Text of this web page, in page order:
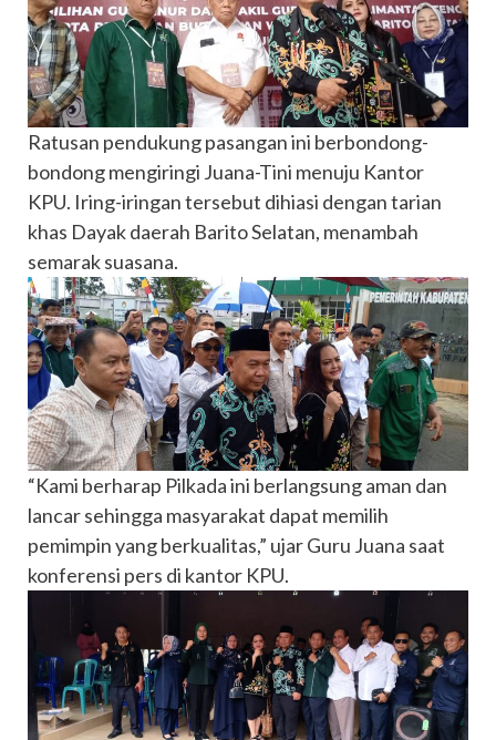
Ratusan pendukung pasangan ini berbondong-
bondong mengiringi Juana-Tini menuju Kantor
KPU. Iring-iringan tersebut dihiasi dengan tarian
khas Dayak daerah Barito Selatan, menambah
semarak suasana.
“Kami berharap Pilkada ini berlangsung aman dan
lancar sehingga masyarakat dapat memilih
pemimpin yang berkualitas,” ujar Guru Juana saat
konferensi pers di kantor KPU.